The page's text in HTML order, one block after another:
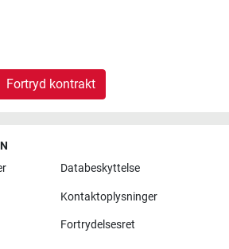
Fortryd kontrakt
Databeskyttelse
Kontaktoplysninger
Fortrydelsesret